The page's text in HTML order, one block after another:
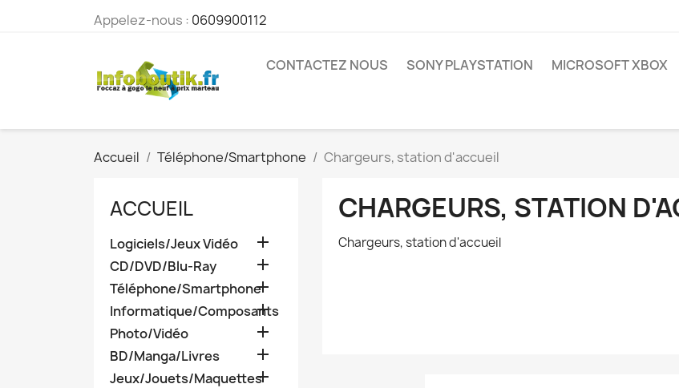
Appelez-nous : 0609900112
CONTACTEZ NOUS SONY PLAYSTATION MICROSOFT XBOX
Accueil Téléphone/Smartphone Chargeurs, station d'accueil
ACCUEIL
Logiciels/Jeux Vidéo 
CD/DVD/Blu-Ray 
Téléphone/Smartphone
Informatique/Composants

Photo/Vidéo 
BD/Manga/Livres 
Jeux/Jouets/Maquettes
CHARGEURS, STATION
Chargeurs, station d'accueil